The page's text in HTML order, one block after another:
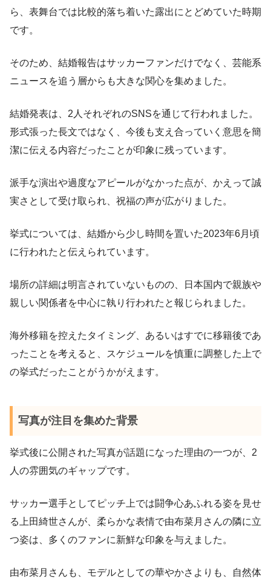
ら、表舞台では比較的落ち着いた露出にとどめていた時期
です。
そのため、結婚報告はサッカーファンだけでなく、芸能系
ニュースを追う層からも大きな関心を集めました。
結婚発表は、2人それぞれのSNSを通じて行われました。
形式張った長文ではなく、今後も支え合っていく意思を簡
潔に伝える内容だったことが印象に残っています。
派手な演出や過度なアピールがなかった点が、かえって誠
実さとして受け取られ、祝福の声が広がりました。
挙式については、結婚から少し時間を置いた2023年6月頃
に行われたと伝えられています。
場所の詳細は明言されていないものの、日本国内で親族や
親しい関係者を中心に執り行われたと報じられました。
海外移籍を控えたタイミング、あるいはすでに移籍後であ
ったことを考えると、スケジュールを慎重に調整した上で
の挙式だったことがうかがえます。
写真が注目を集めた背景
挙式後に公開された写真が話題になった理由の一つが、2
人の雰囲気のギャップです。
サッカー選手としてピッチ上では闘争心あふれる姿を見せ
る上田綺世さんが、柔らかな表情で由布菜月さんの隣に立
つ姿は、多くのファンに新鮮な印象を与えました。
由布菜月さんも、モデルとしての華やかさよりも、自然体